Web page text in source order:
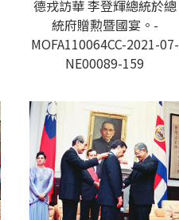
德戎訪華 李登輝總統於總
統府贈勲暨國宴。-
MOFA110064CC-2021-07-
NE00089-159